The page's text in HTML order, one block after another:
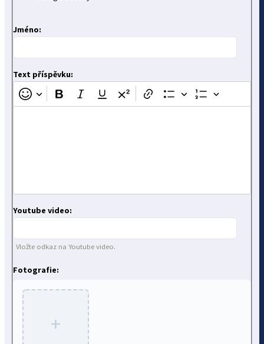
Jméno:
Text příspěvku:
Youtube video:
Vložte odkaz na Youtube video.
Fotografie:
+